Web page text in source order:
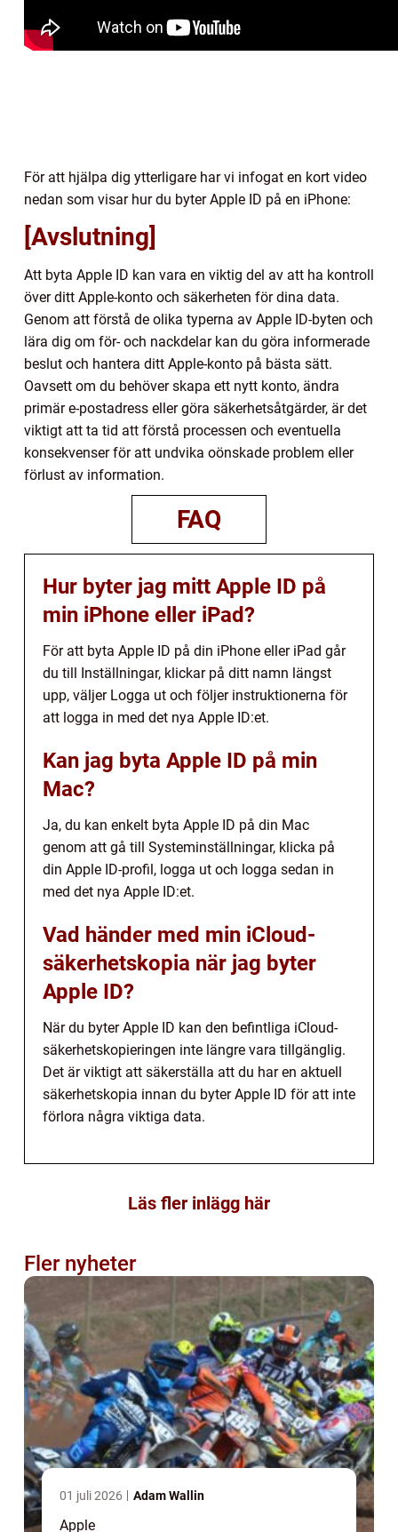
För att hjälpa dig ytterligare har vi infogat en kort video
nedan som visar hur du byter Apple ID på en iPhone:
[Avslutning]
Att byta Apple ID kan vara en viktig del av att ha kontroll
över ditt Apple-konto och säkerheten för dina data.
Genom att förstå de olika typerna av Apple ID-byten och
lära dig om för- och nackdelar kan du göra informerade
beslut och hantera ditt Apple-konto på bästa sätt.
Oavsett om du behöver skapa ett nytt konto, ändra
primär e-postadress eller göra säkerhetsåtgärder, är det
viktigt att ta tid att förstå processen och eventuella
konsekvenser för att undvika oönskade problem eller
förlust av information.
FAQ
Hur byter jag mitt Apple ID på
min iPhone eller iPad?
För att byta Apple ID på din iPhone eller iPad går
du till Inställningar, klickar på ditt namn längst
upp, väljer Logga ut och följer instruktionerna för
att logga in med det nya Apple ID:et.
Kan jag byta Apple ID på min
Mac?
Ja, du kan enkelt byta Apple ID på din Mac
genom att gå till Systeminställningar, klicka på
din Apple ID-profil, logga ut och logga sedan in
med det nya Apple ID:et.
Vad händer med min iCloud-
säkerhetskopia när jag byter
Apple ID?
När du byter Apple ID kan den befintliga iCloud-
säkerhetskopieringen inte längre vara tillgänglig.
Det är viktigt att säkerställa att du har en aktuell
säkerhetskopia innan du byter Apple ID för att inte
förlora några viktiga data.
Läs fler inlägg här
Fler nyheter
01 juli 2026 Adam Wallin
Apple